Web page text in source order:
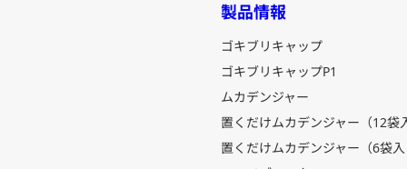
製品情報
ゴキブリキャップ
ゴキブリキャップP1
ムカデンジャー
置くだけムカデンジャー（12袋
置くだけムカデンジャー（6袋